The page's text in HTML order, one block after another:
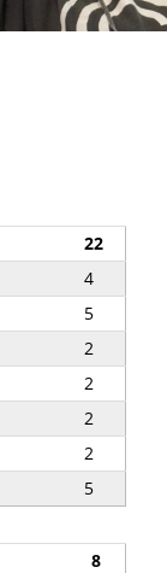
22
4
5
2
2
2
2
5
8